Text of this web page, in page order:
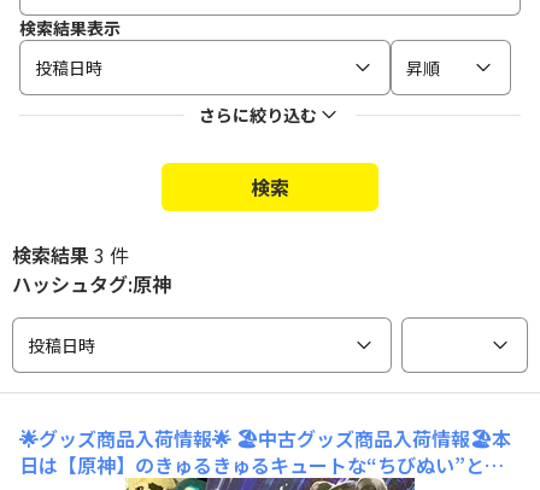
検索結果表示
投稿日時
昇順
さらに絞り込む
検索
検索結果3 件
ハッシュタグ:原神
投稿日時
🌟グッズ商品入荷情報🌟 🏖️中古グッズ商品入荷情報🏖️本
日は【原神】のきゅるきゅるキュートな“ちびぬい”と